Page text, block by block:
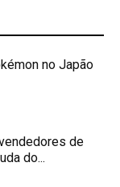
no Japão
de
do...